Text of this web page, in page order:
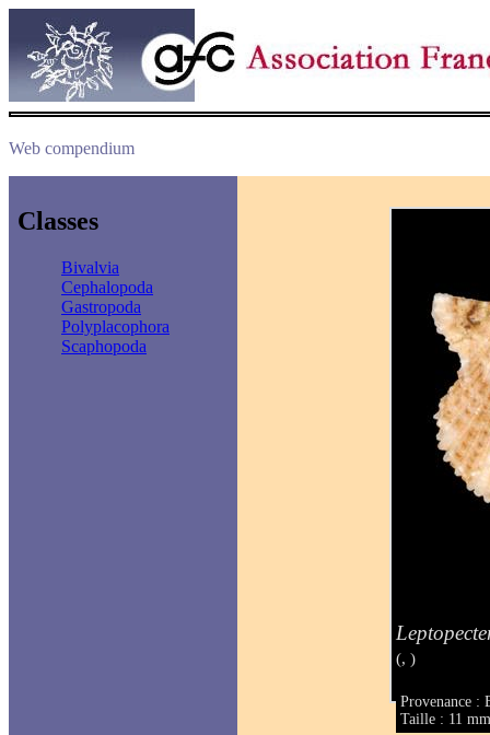
Web compendium
Classes
Bivalvia
Cephalopoda
Gastropoda
Polyplacophora
Scaphopoda
(, )
Provenance :
Taille : 11